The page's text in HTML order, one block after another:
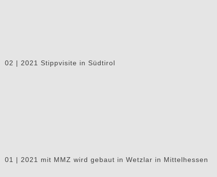
02 | 2021 Stippvisite in Südtirol
01 | 2021 mit MMZ wird gebaut in Wetzlar in Mittelhessen